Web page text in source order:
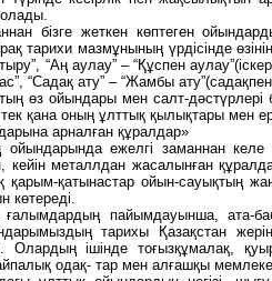
бізге жеткен көптеген
тарихи мазмұнының үрдісінде
“Аң аулау” – “Құспен
“Садақ ату” – “Жамбы
өз ойындары мен салт-
қана оның ұлттық қылықтары мен
арналған құралдар»
ойындарында ежелгі заманнан
кейін металлдан жасалынған
қарым-қатынастар ойын-сауықтың
көтереді.
пайымдауынша, ата-
тарихы Қазақстан
Олардың ішінде тоғызқұмалақ,
одақ- тар мен алғашқы